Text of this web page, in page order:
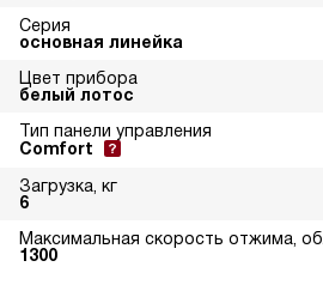
Серия
основная линейка
Цвет прибора
белый лотос
Тип панели управления
Comfort
Загрузка, кг
6
Максимальная скорость отжима,
1300